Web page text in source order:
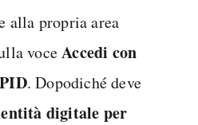
alla propria area
voceAccedi con
. Dopodiché deve
digitale per